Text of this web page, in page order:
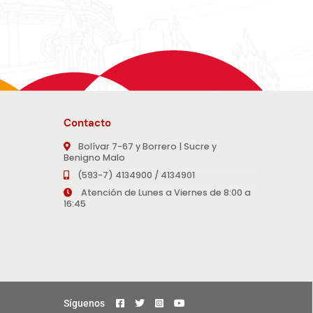
Contacto
Bolívar 7-67 y Borrero | Sucre y
Benigno Malo
(593-7) 4134900 / 4134901
Atención de Lunes a Viernes de 8:00 a
16:45
Síguenos